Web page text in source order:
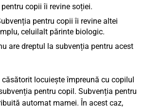
copii îi revine soției.
pentru copii îi revine altei
celuilalt părinte biologic.
are dreptul la subvenția pentru acest
căsătorit locuiește împreună cu copilul
pentru copil. Subvenția pentru
automat mamei. În acest caz,